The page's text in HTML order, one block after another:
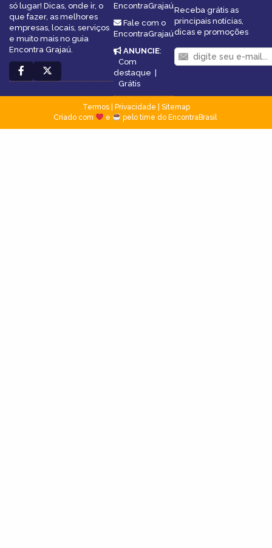
só lugar! Dicas, onde ir, o
que fazer, as melhores
empresas, locais, serviços
e muito mais no guia
Encontra Grajaú.
EncontraGrajaú
Fale com o
EncontraGrajaú
ANUNCIE:
Com
destaque
Grátis
Receba grátis as
principais notícias,
dicas e promoções
Termos| Privacidade
Sitemap
Criado com
e pelo time do EncontraBrasil